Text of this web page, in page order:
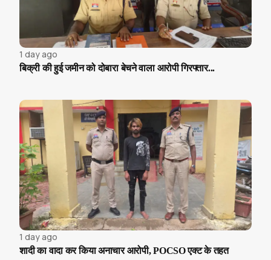
1 day ago
बिक्री की हुई जमीन को दोबारा बेचने वाला आरोपी गिरफ्तार...
1 day ago
शादी का वादा कर किया अनाचार आरोपी, POCSO एक्ट के तहत